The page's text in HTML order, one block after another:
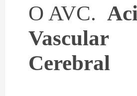
O AVC.
Vascular
Cerebral